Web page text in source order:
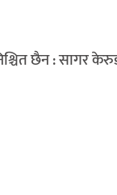
छैन : सागर